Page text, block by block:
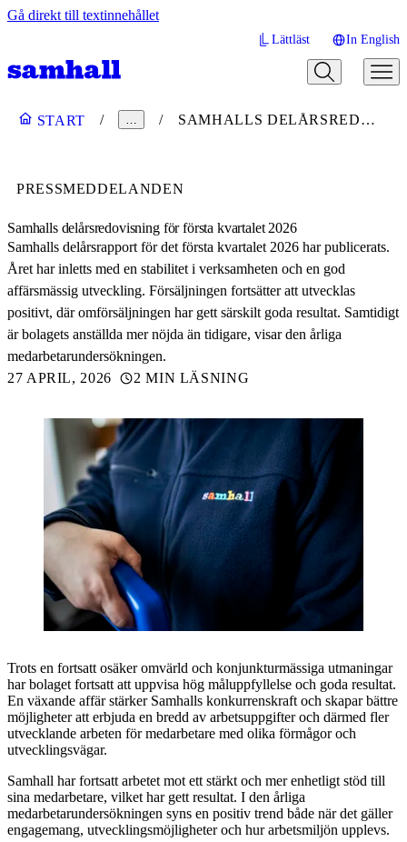
Gå direkt till textinnehållet
Lättläst In English
START … SAMHALLS DELÅRSREDOVISNING FÖR FÖRSTA KVARTALET 2026
PRESSMEDDELANDEN
Samhalls delårsredovisning för första kvartalet 2026
Samhalls delårsrapport för det första kvartalet 2026 har publicerats.
Året har inletts med en stabilitet i verksamheten och en god
affärsmässig utveckling. Försäljningen fortsätter att utvecklas
positivt, där omförsäljningen har gett särskilt goda resultat. Samtidigt
är bolagets anställda mer nöjda än tidigare, visar den årliga
medarbetarundersökningen.
27 APRIL, 2026
2 MIN LÄSNING
Trots en fortsatt osäker omvärld och konjunkturmässiga utmaningar
har bolaget fortsatt att uppvisa hög måluppfyllelse och goda resultat.
En växande affär stärker Samhalls konkurrenskraft och skapar bättre
möjligheter att erbjuda en bredd av arbetsuppgifter och därmed fler
utvecklande arbeten för medarbetare med olika förmågor och
utvecklingsvägar.
Samhall har fortsatt arbetet mot ett stärkt och mer enhetligt stöd till
sina medarbetare, vilket har gett resultat. I den årliga
medarbetarundersökningen syns en positiv trend både när det gäller
engagemang, utvecklingsmöjligheter och hur arbetsmiljön upplevs.